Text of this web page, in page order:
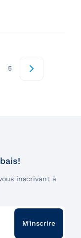
5
inscrivant à
M'inscrire